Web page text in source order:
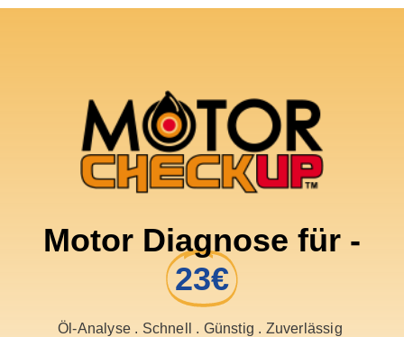
Motor Diagnose für -
23€
Öl-Analyse . Schnell . Günstig . Zuverlässig